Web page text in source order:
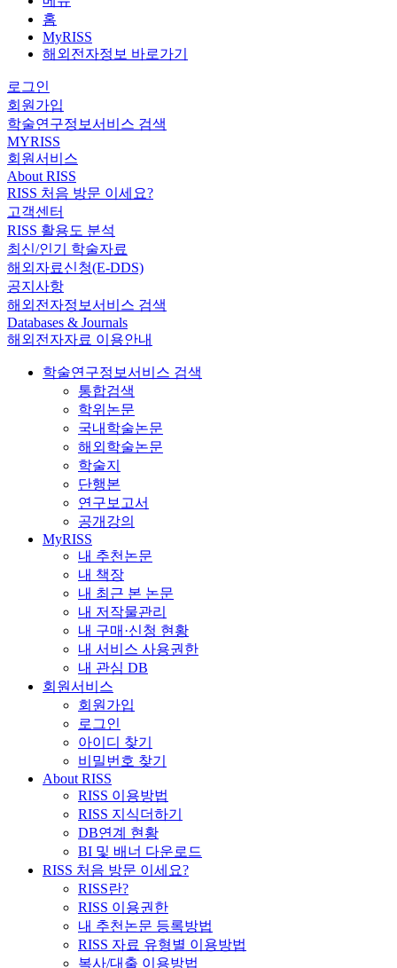
홈
MyRISS
해외전자정보 바로가기
로그인
회원가입
학술연구정보서비스 검색
MYRISS
회원서비스
About RISS
RISS 처음 방문 이세요?
고객센터
RISS 활용도 분석
최신/인기 학술자료
해외자료신청(E-DDS)
공지사항
해외전자정보서비스 검색
Databases & Journals
해외전자자료 이용안내
학술연구정보서비스 검색
통합검색
학위논문
국내학술논문
해외학술논문
학술지
단행본
연구보고서
공개강의
MyRISS
내 추천논문
내 책장
내 최근 본 논문
내 저작물관리
내 구매·신청 현황
내 서비스 사용권한
내 관심 DB
회원서비스
회원가입
로그인
아이디 찾기
비밀번호 찾기
About RISS
RISS 이용방법
RISS 지식더하기
DB연계 현황
BI 및 배너 다운로드
RISS 처음 방문 이세요?
RISS란?
RISS 이용권한
내 추천논문 등록방법
RISS 자료 유형별 이용방법
복사/대출 이용방법